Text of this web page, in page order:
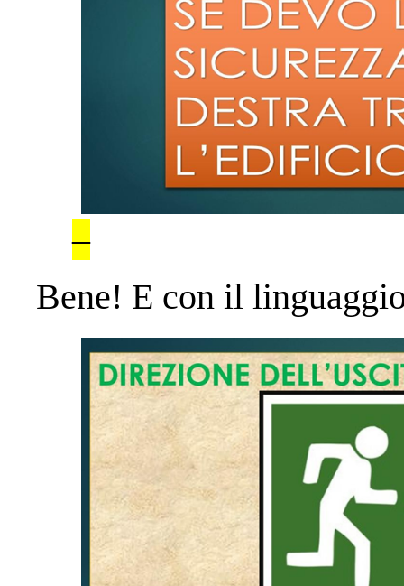
–
Bene! E con il